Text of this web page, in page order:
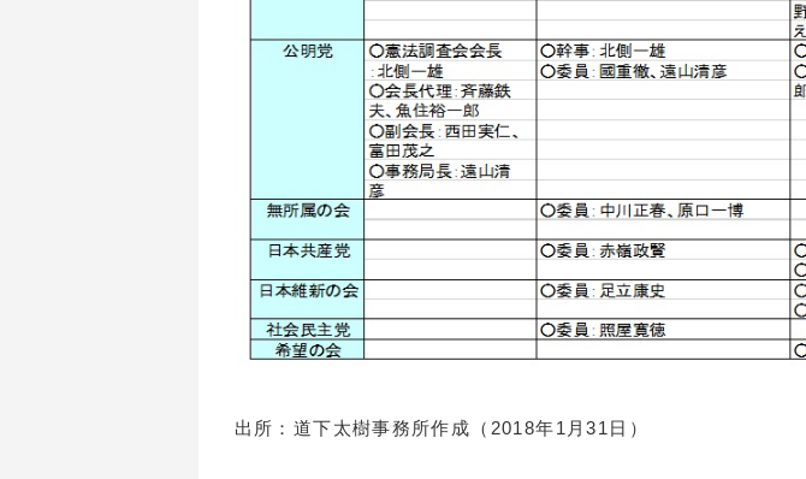
出所：道下太樹事務所作成（2018年1月31日）